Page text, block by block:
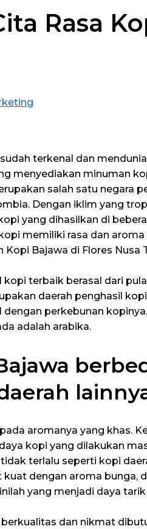
Rasa
terkenal dan
menyediakan minuman
salah satu negara
Dengan iklim yang
yang dihasilkan di
memiliki rasa dan
Bajawa di Flores Nusa
terbaik berasal dari
daerah penghasil
dengan perkebunan
adalah arabika.
aromanya yang khas.
kopi yang dilakukan
terlalu seperti kopi
dengan aroma bunga,
yang menjadi daya
dan nikmat